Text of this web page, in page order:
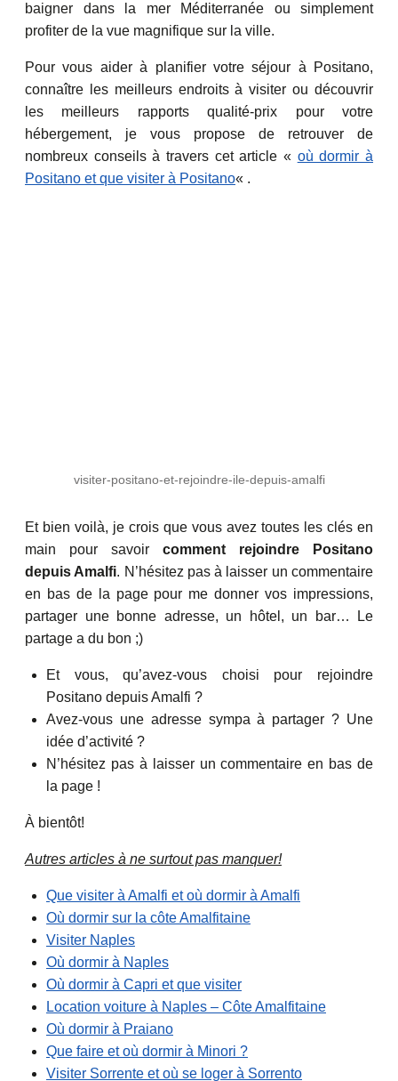
baigner dans la mer Méditerranée ou simplement
profiter de la vue magnifique sur la ville.
Pour vous aider à planifier votre séjour à Positano,
connaître les meilleurs endroits à visiter ou découvrir
les meilleurs rapports qualité-prix pour votre
hébergement, je vous propose de retrouver de
nombreux conseils à travers cet article « où dormir à
Positano et que visiter à Positano« .
visiter-positano-et-rejoindre-ile-depuis-amalfi
Et bien voilà, je crois que vous avez toutes les clés en
main pour savoir comment rejoindre Positano
depuis Amalfi. N’hésitez pas à laisser un commentaire
en bas de la page pour me donner vos impressions,
partager une bonne adresse, un hôtel, un bar… Le
partage a du bon ;)
Et vous, qu’avez-vous choisi pour rejoindre
Positano depuis Amalfi ?
Avez-vous une adresse sympa à partager ? Une
idée d’activité ?
N’hésitez pas à laisser un commentaire en bas de
la page !
À bientôt!
Autres articles à ne surtout pas manquer!
Que visiter à Amalfi et où dormir à Amalfi
Où dormir sur la côte Amalfitaine
Visiter Naples
Où dormir à Naples
Où dormir à Capri et que visiter
Location voiture à Naples – Côte Amalfitaine
Où dormir à Praiano
Que faire et où dormir à Minori ?
Visiter Sorrente et où se loger à Sorrento